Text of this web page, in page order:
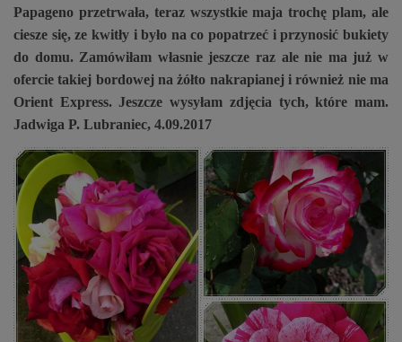
Papageno przetrwała, teraz wszystkie maja trochę plam, ale
ciesze się, ze kwitły i było na co popatrzeć i przynosić bukiety
do domu. Zamówiłam własnie jeszcze raz ale nie ma już w
ofercie takiej bordowej na żółto nakrapianej i również nie ma
Orient Express. Jeszcze wysyłam zdjęcia tych, które mam.
Jadwiga P. Lubraniec, 4.09.2017